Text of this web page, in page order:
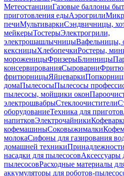
МетеостанцииГазовые баллоны
приготовления едыАэрогрили
печиМультиваркиСэндвичницы,
мейкерыТостерыЭлектрогрили,
электрошашлычницыВафельницы,
кексницыХлебопечкиРостеры,
мороженицыФризерыБлинницы
консервированияСыроварни
фритюрницыЯйцеварки
домаПылесосыПылесосы
пылесосы, мойщики окон
электрошвабрыСтеклоочистители
оборудованиеТехника для
напитковЭлектрочайники
кофемашиныСоковыжималки
молокаСифоны для газирования
домашней техники
насадки для пылесосовАксессуары
пылесосовРасходные материалы
аккумуляторы для роботов-